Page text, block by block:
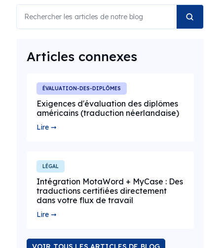
Articles connexes
ÉVALUATION-DES-DIPLÔMES
Exigences d'évaluation des diplômes
américains (traduction néerlandaise)
Lire ➞
LÉGAL
Intégration MotaWord + MyCase : Des
traductions certifiées directement
dans votre flux de travail
Lire ➞